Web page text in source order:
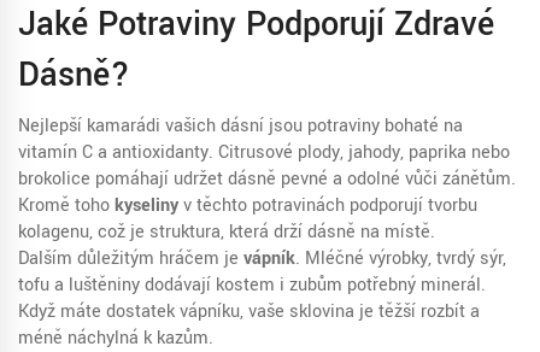
Jaké Potraviny Podporují Zdravé
Dásně?
Nejlepší kamarádi vašich dásní jsou potraviny bohaté na
vitamín C a antioxidanty. Citrusové plody, jahody, paprika nebo
brokolice pomáhají udržet dásně pevné a odolné vůči zánětům.
Kromě tohokyselinyv těchto potravinách podporují tvorbu
kolagenu, což je struktura, která drží dásně na místě.
Dalším důležitým hráčem je vápník. Mléčné výrobky, tvrdý sýr,
tofu a luštěniny dodávají kostem i zubům potřebný minerál.
Když máte dostatek vápníku, vaše sklovina je těžší rozbít a
méně náchylná k kazům.